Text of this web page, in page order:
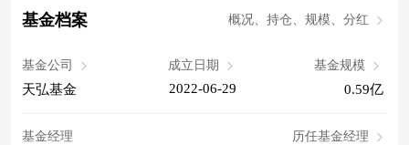
基金档案 概况、持仓、规模、分红
基金公司
天弘基金
成立日期
2022-06-29
基金规模
0.59亿
基金经理 历任基金经理